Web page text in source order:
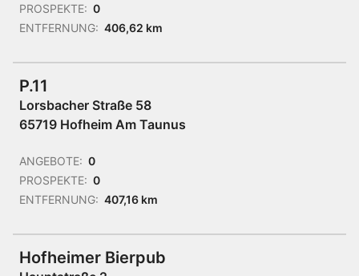
PROSPEKTE: 0
ENTFERNUNG: 406,62 km
P.11
Lorsbacher Straße 58
65719 Hofheim Am Taunus
ANGEBOTE: 0
PROSPEKTE: 0
ENTFERNUNG: 407,16 km
Hofheimer Bierpub